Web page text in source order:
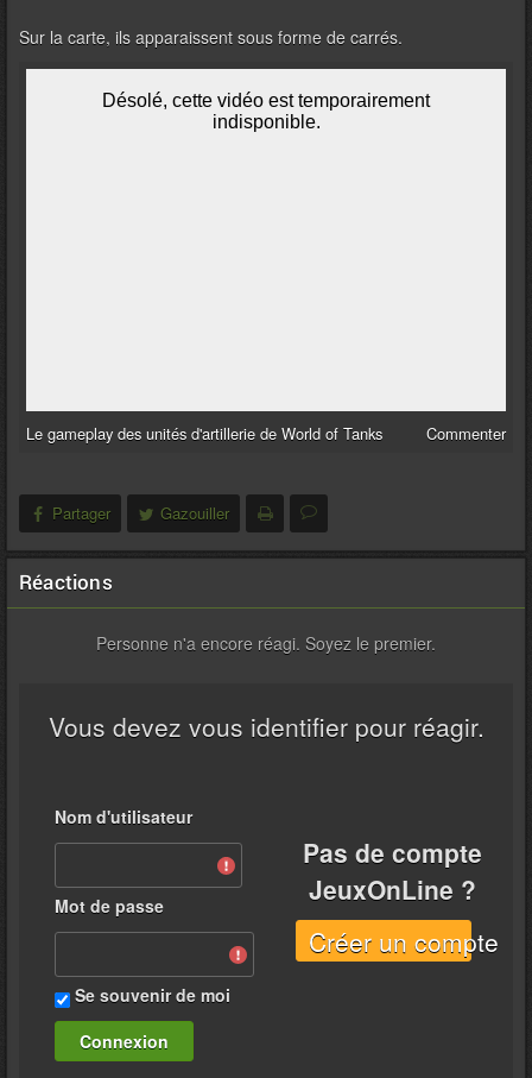
Sur la carte, ils apparaissent sous forme de carrés.
Commenter
Le gameplay des unités d'artillerie de World of Tanks
Partager Gazouiller
Réactions
Personne n'a encore réagi. Soyez le premier.
Vous devez vous identifier pour réagir.
Nom d'utilisateur
Mot de passe
Se souvenir de moi
Pas de compte
JeuxOnLine ?
Créer un compte